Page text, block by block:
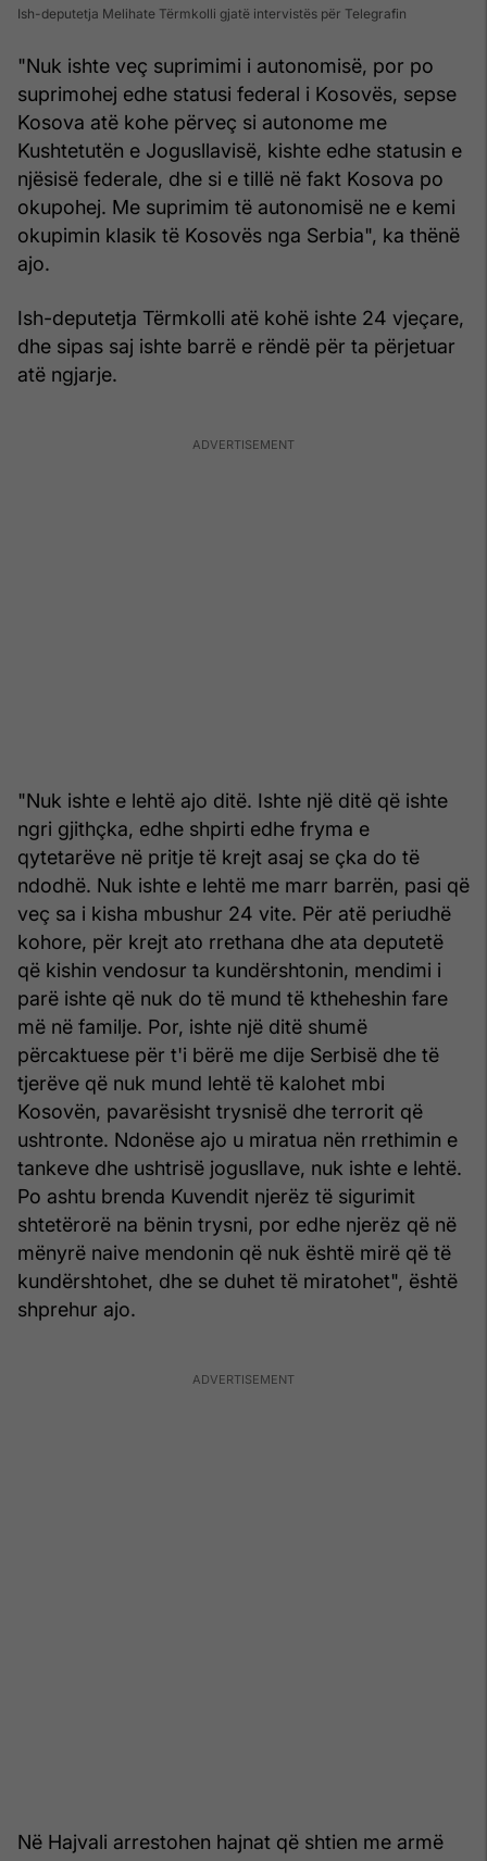
Ish-deputetja Melihate Tërmkolli gjatë intervistës për Telegrafin
"Nuk ishte veç suprimimi i autonomisë, por po
suprimohej edhe statusi federal i Kosovës, sepse
Kosova atë kohe përveç si autonome me
Kushtetutën e Jogusllavisë, kishte edhe statusin e
njësisë federale, dhe si e tillë në fakt Kosova po
okupohej. Me suprimim të autonomisë ne e kemi
okupimin klasik të Kosovës nga Serbia", ka thënë
ajo.
Ish-deputetja Tërmkolli atë kohë ishte 24 vjeçare,
dhe sipas saj ishte barrë e rëndë për ta përjetuar
atë ngjarje.
"Nuk ishte e lehtë ajo ditë. Ishte një ditë që ishte
ngri gjithçka, edhe shpirti edhe fryma e
qytetarëve në pritje të krejt asaj se çka do të
ndodhë. Nuk ishte e lehtë me marr barrën, pasi që
veç sa i kisha mbushur 24 vite. Për atë periudhë
kohore, për krejt ato rrethana dhe ata deputetë
që kishin vendosur ta kundërshtonin, mendimi i
parë ishte që nuk do të mund të ktheheshin fare
më në familje. Por, ishte një ditë shumë
përcaktuese për t'i bërë me dije Serbisë dhe të
tjerëve që nuk mund lehtë të kalohet mbi
Kosovën, pavarësisht trysnisë dhe terrorit që
ushtronte. Ndonëse ajo u miratua nën rrethimin e
tankeve dhe ushtrisë jogusllave, nuk ishte e lehtë.
Po ashtu brenda Kuvendit njerëz të sigurimit
shtetërorë na bënin trysni, por edhe njerëz që në
mënyrë naive mendonin që nuk është mirë që të
kundërshtohet, dhe se duhet të miratohet", është
shprehur ajo.
Në Hajvali arrestohen hajnat që shtien me armë